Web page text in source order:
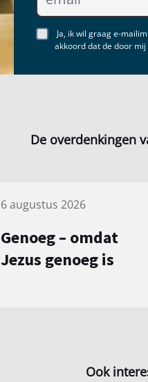
Ja, ik wil graag e-
akkoord dat de door
De overdenkingen
6 augustus 2026
Genoeg – omdat
Jezus genoeg is
Ook